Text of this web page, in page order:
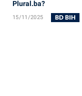
Plural.ba?
15/11/2025 BD BIH